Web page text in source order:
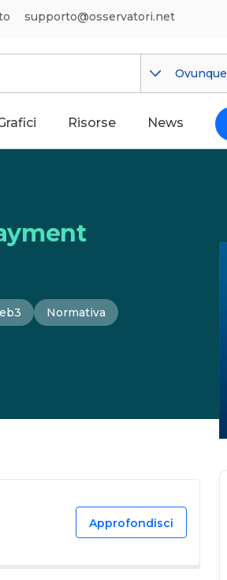
supporto@osservatori.net
Ovunque
Risorse News
Normativa
Approfondisci